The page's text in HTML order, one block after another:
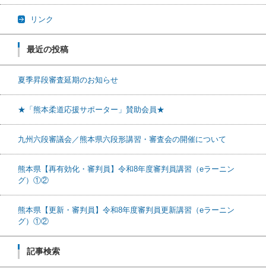
リンク
最近の投稿
夏季昇段審査延期のお知らせ
★「熊本柔道応援サポーター」賛助会員★
九州六段審議会／熊本県六段形講習・審査会の開催について
熊本県【再有効化・審判員】令和8年度審判員講習（eラーニン
グ）①②
熊本県【更新・審判員】令和8年度審判員更新講習（eラーニン
グ）①②
記事検索